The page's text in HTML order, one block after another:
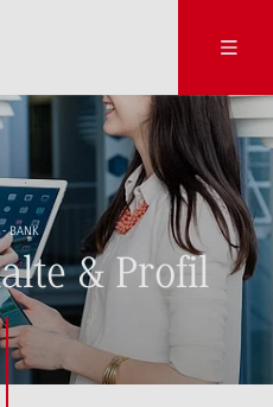
- BANK
& Profil